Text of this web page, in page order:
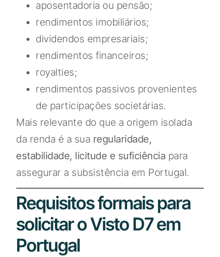
aposentadoria ou pensão;
rendimentos imobiliários;
dividendos empresariais;
rendimentos financeiros;
royalties;
rendimentos passivos provenientes
de participações societárias.
Mais relevante do que a origem isolada
da renda é a sua regularidade,
estabilidade, licitude e suficiência para
assegurar a subsistência em Portugal.
Requisitos formais para
solicitar o Visto D7 em
Portugal